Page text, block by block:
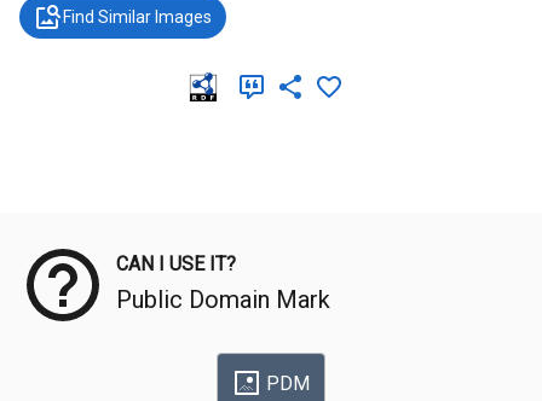
Find Similar Images
CAN I USE IT?
Public Domain Mark
PDM